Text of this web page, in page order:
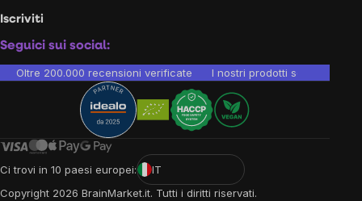
Iscriviti
Seguici sui social:
Oltre 200.000 recensioni verificate I nostri prodotti sono testati
Ci trovi in 10 paesi europei:
IT
Copyright 2026 BrainMarket.it. Tutti i diritti riservati.